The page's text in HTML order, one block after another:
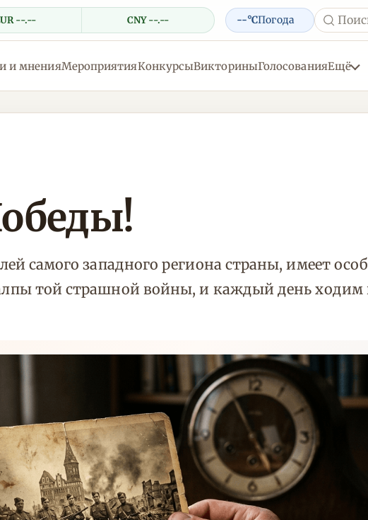
--.-- CNY --.-- --°CПогода
и мненияМероприятияКонкурсыВикториныГолосованияЕщё
самого западного региона страны, имеет
той страшной войны, и каждый день